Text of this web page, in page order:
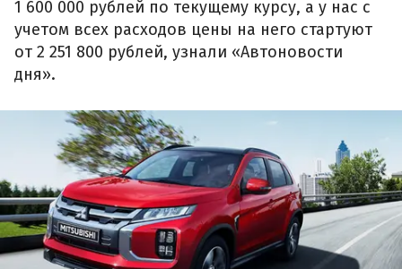
1 600 000 рублей по текущему курсу, а у нас с
учетом всех расходов цены на него стартуют
от 2 251 800 рублей, узнали «Автоновости
дня».